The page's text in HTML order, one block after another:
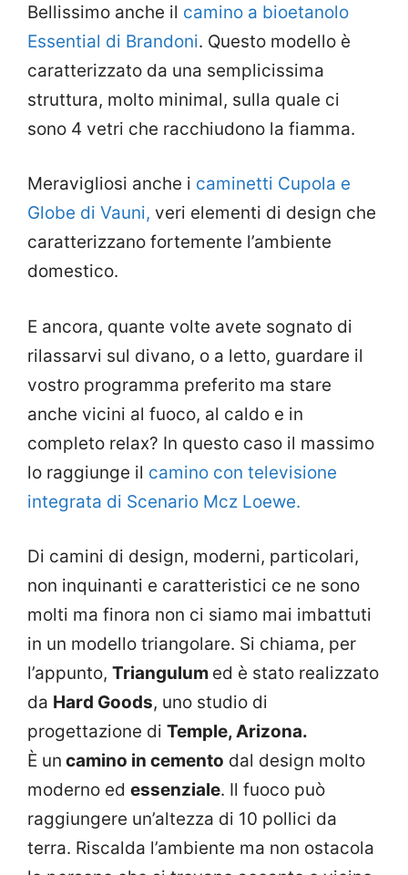
Bellissimo anche il camino a bioetanolo
Essential di Brandoni. Questo modello è
caratterizzato da una semplicissima
struttura, molto minimal, sulla quale ci
sono 4 vetri che racchiudono la fiamma.
Meravigliosi anche i caminetti Cupola e
Globe di Vauni, veri elementi di design che
caratterizzano fortemente l’ambiente
domestico.
E ancora, quante volte avete sognato di
rilassarvi sul divano, o a letto, guardare il
vostro programma preferito ma stare
anche vicini al fuoco, al caldo e in
completo relax? In questo caso il massimo
lo raggiunge il camino con televisione
integrata di Scenario Mcz Loewe.
Di camini di design, moderni, particolari,
non inquinanti e caratteristici ce ne sono
molti ma finora non ci siamo mai imbattuti
in un modello triangolare. Si chiama, per
l’appunto, Triangulum ed è stato realizzato
da Hard Goods, uno studio di
progettazione di Temple, Arizona.
È un camino in cemento dal design molto
moderno ed essenziale. Il fuoco può
raggiungere un’altezza di 10 pollici da
terra. Riscalda l’ambiente ma non ostacola